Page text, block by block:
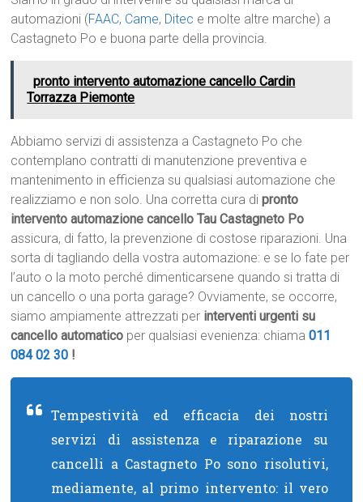
automazioni (FAAC, Came, Ditec e molte altre marche) a
Castagneto Po e buona parte della provincia.
pronto intervento automazione cancello Cardin
Torrazza Piemonte
Abbiamo servizi di assistenza a Castagneto Po che
contemplano contratti di manutenzione preventiva e
mantenimento in efficienza su qualsiasi automazione che
realizziamo e non solo. Una corretta cura dipronto
intervento automazione cancello Tau Castagneto Po
assicura, di fatto, la prevenzione di costose riparazioni. Una
sorta di tagliando della vostra automazione: e se lo fate per
l’auto o la moto perché dimenticarsene quando si tratta di
un cancello o una porta garage? Ovviamente, se occorre,
siamo ampiamente attrezzati per interventi urgenti su
cancello automatico per qualsiasi evenienza: chiama011
084 02 30 !
Tempestività ed efficacia dei nostri
servizi di assistenza e riparazione su
cancelli a Castagneto Po sono risolutivi,
mediamente, al primo intervento: il vero